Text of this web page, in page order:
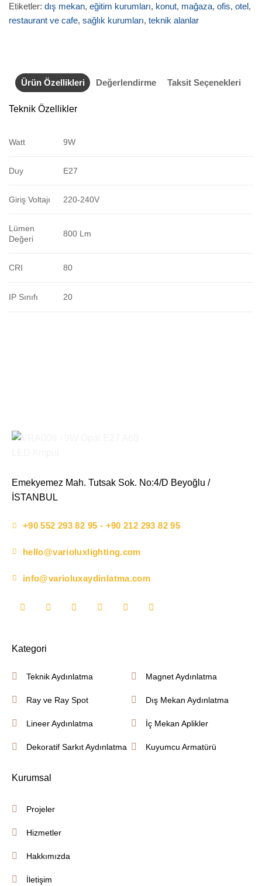
Etiketler: dış mekan, eğitim kurumları, konut, mağaza, ofis, otel,
restaurant ve cafe, sağlık kurumları, teknik alanlar
Ürün Özellikleri Değerlendirme Taksit Seçenekleri
Teknik Özellikler
Watt 9W
Duy E27
Giriş Voltajı 220-240V
Lümen
Değeri
800 Lm
CRI 80
IP Sınıfı 20
Emekyemez Mah. Tutsak Sok. No:4/D Beyoğlu /
İSTANBUL
+90 552 293 82 95 - +90 212 293 82 95
hello@varioluxlighting.com
info@varioluxaydinlatma.com
Kategori
Teknik Aydınlatma
Ray ve Ray Spot
Lineer Aydınlatma
Dekoratif Sarkıt Aydınlatma
Magnet Aydınlatma
Dış Mekan Aydınlatma
İç Mekan Aplikler
Kuyumcu Armatürü
Kurumsal
Projeler
Hizmetler
Hakkımızda
İletişim